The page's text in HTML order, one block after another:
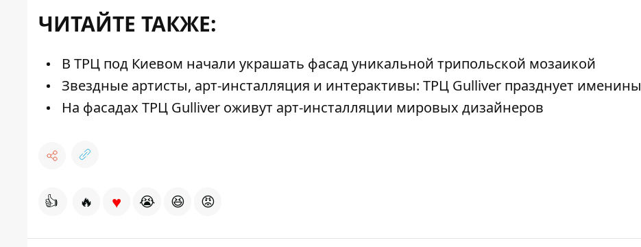
ЧИТАЙТЕ ТАКЖЕ:
В ТРЦ под Киевом начали украшать фасад уникальной трипольской мозаикой
Звездные артисты, арт-инсталляция и интерактивы: ТРЦ Gulliver празднует именины
На фасадах ТРЦ Gulliver оживут арт-инсталляции мировых дизайнеров
👍 🔥 ♥ 😭 😆 😡